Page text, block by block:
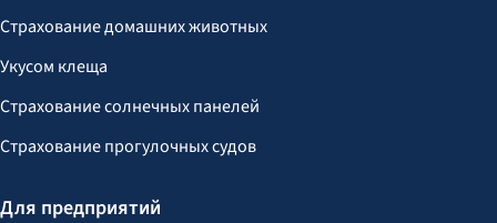
Страхование домашних животных
Укусом клеща
Страхование солнечных панелей
Страхование прогулочных судов
Для предприятий